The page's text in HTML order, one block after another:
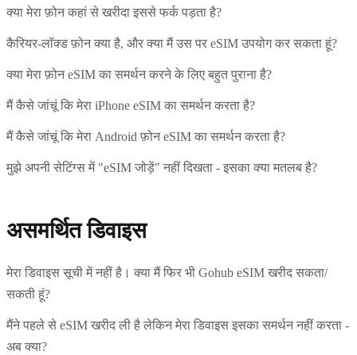
क्या मेरा फ़ोन कहां से खरीदा इससे फर्क पड़ता है?
कैरियर-लॉक्ड फ़ोन क्या है, और क्या मैं उस पर eSIM उपयोग कर सकता हूं?
क्या मेरा फ़ोन eSIM का समर्थन करने के लिए बहुत पुराना है?
मैं कैसे जांचूं कि मेरा iPhone eSIM का समर्थन करता है?
मैं कैसे जांचूं कि मेरा Android फ़ोन eSIM का समर्थन करता है?
मुझे अपनी सेटिंग्स में "eSIM जोड़ें" नहीं दिखता - इसका क्या मतलब है?
असमर्थित डिवाइस
मेरा डिवाइस सूची में नहीं है। क्या मैं फिर भी Gohub eSIM खरीद सकता/
सकती हूं?
मैंने पहले से eSIM खरीद ली है लेकिन मेरा डिवाइस इसका समर्थन नहीं करता -
अब क्या?